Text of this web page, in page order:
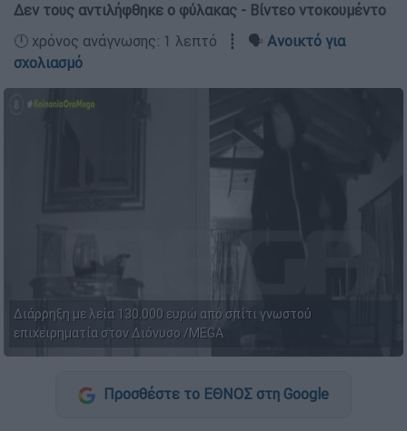
Δεν τους αντιλήφθηκε ο φύλακας - Βίντεο ντοκoυμέντο
🕛 χρόνος ανάγνωσης: 1 λεπτό ┋ 🗣️ Ανοικτό για
σχολιασμό
Διάρρηξη με λεία 130.000 ευρώ από σπίτι γνωστού
επιχειρηματία στον Διόνυσο /MEGA
Προσθέστε το ΕΘΝΟΣ στη Google